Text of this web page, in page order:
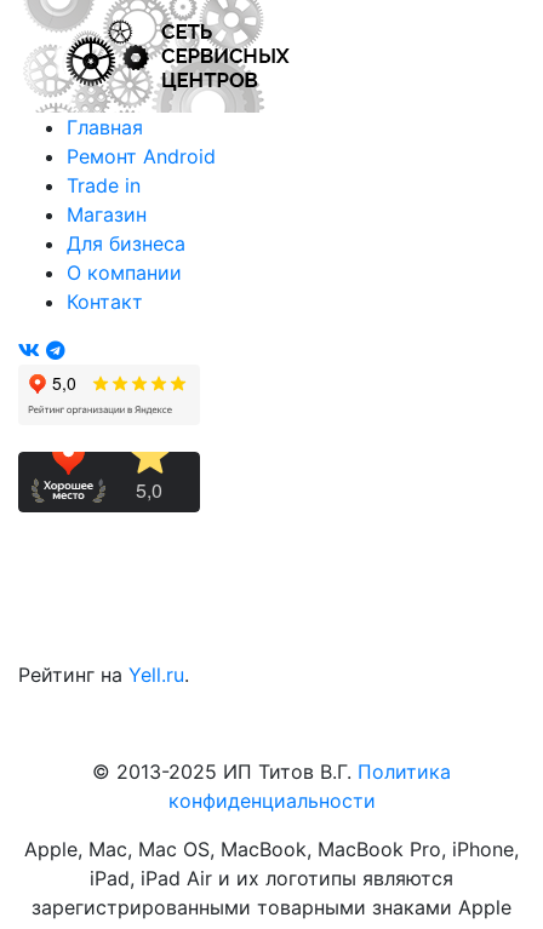
Главная
Ремонт Android
Trade in
Магазин
Для бизнеса
О компании
Контакт
Рейтинг на Yell.ru.
© 2013-2025 ИП Титов В.Г. Политика
конфиденциальности
Apple, Mac, Mac OS, MacBook, MacBook Pro, iPhone,
iPad, iPad Air и их логотипы являются
зарегистрированными товарными знаками Apple